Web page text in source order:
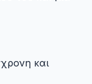
και